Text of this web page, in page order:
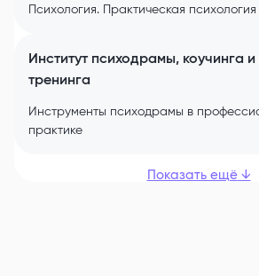
Психология. Практическая
Институт психодрамы, коучинга
тренинга
Инструменты психодрамы в
практике
Показать ещё↓